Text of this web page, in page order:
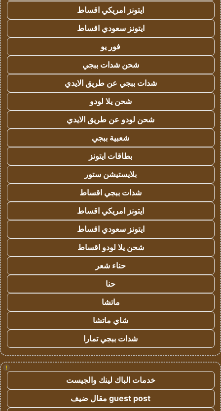
ايتونز امريكي اقساط
ايتونز سعودي اقساط
فور يو
شحن شدات ببجي
شدات ببجي عن طريق الايدي
شحن يلا لودو
شحن لودو عن طريق الايدي
شعبية ببجي
بطاقات ايتونز
بلايستيشن ستور
شدات ببجي اقساط
ايتونز امريكي اقساط
ايتونز سعودي اقساط
شحن يلا لودو اقساط
حناء شعر
حنا
ماتشا
شاي ماتشا
شدات ببجي تمارا
!
خدمات الباك لينك والجيست
guest post مقال ضيف